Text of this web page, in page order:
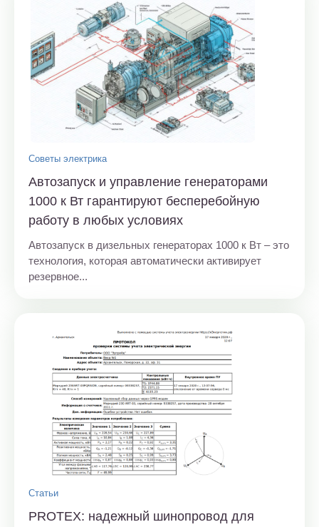
Советы электрика
Автозапуск и управление генераторами
1000 к Вт гарантируют бесперебойную
работу в любых условиях
Автозапуск в дизельных генераторах 1000 к Вт – это
технология, которая автоматически активирует
резервное...
Статьи
PROTEX: надежный шинопровод для